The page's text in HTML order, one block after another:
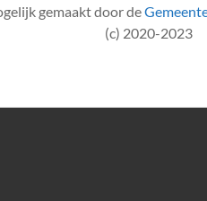
gemaakt door de
(c) 2020-2023